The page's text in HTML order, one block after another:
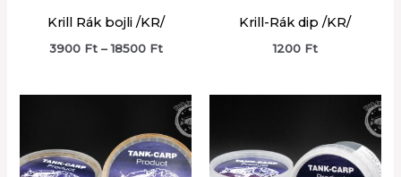
Krill Rák bojli /KR/
3900 Ft – 18500 FtÁrtartomány:
18500 Ft
Krill-Rák dip /KR/
1200 Ft